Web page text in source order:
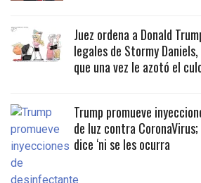
Juez ordena a Donald
legales de Stormy
que una vez le azotó el
Trump promueve
de luz contra
dice ‘ni se les ocurra